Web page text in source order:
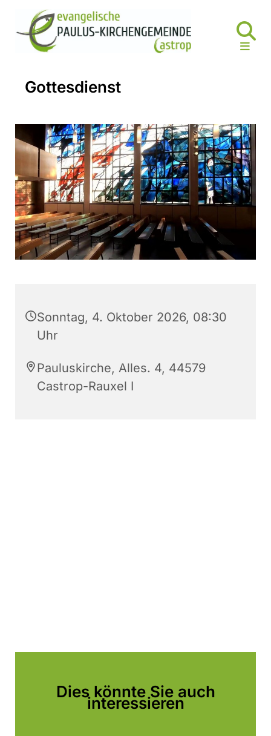
Gottesdienst
Sonntag, 4. Oktober 2026, 08:30
Uhr
Pauluskirche, Alles. 4, 44579
Castrop-Rauxel I
Dies könnte Sie auch
interessieren